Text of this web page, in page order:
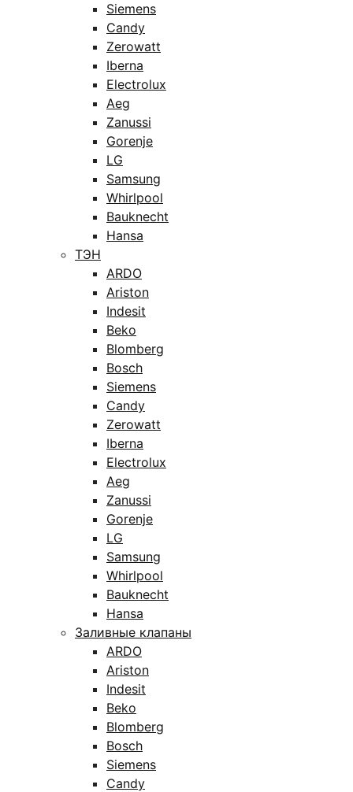
Siemens
Candy
Zerowatt
Iberna
Electrolux
Aeg
Zanussi
Gorenje
LG
Samsung
Whirlpool
Bauknecht
Hansa
ТЭН
ARDO
Ariston
Indesit
Beko
Blomberg
Bosch
Siemens
Candy
Zerowatt
Iberna
Electrolux
Aeg
Zanussi
Gorenje
LG
Samsung
Whirlpool
Bauknecht
Hansa
Заливные клапаны
ARDO
Ariston
Indesit
Beko
Blomberg
Bosch
Siemens
Candy